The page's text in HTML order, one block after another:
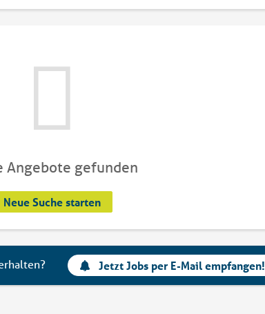
Angebote gefunden
Neue Suche starten
Jetzt Jobs per E-Mail empfangen!